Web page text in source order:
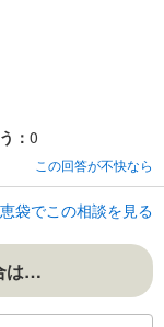
： 0
この回答が不快なら
袋でこの相談を見る
は…